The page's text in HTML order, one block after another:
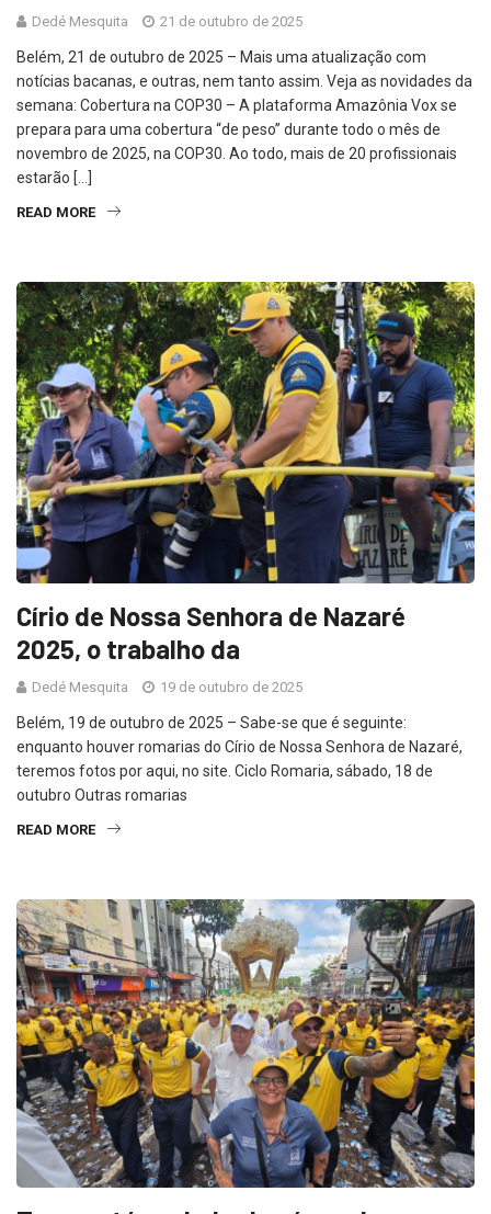
Dedé Mesquita 21 de outubro de 2025
Belém, 21 de outubro de 2025 – Mais uma atualização com
notícias bacanas, e outras, nem tanto assim. Veja as novidades da
semana: Cobertura na COP30 – A plataforma Amazônia Vox se
prepara para uma cobertura “de peso” durante todo o mês de
novembro de 2025, na COP30. Ao todo, mais de 20 profissionais
estarão […]
READ MORE
Círio de Nossa Senhora de Nazaré
2025, o trabalho da
Dedé Mesquita 19 de outubro de 2025
Belém, 19 de outubro de 2025 – Sabe-se que é seguinte:
enquanto houver romarias do Círio de Nossa Senhora de Nazaré,
teremos fotos por aqui, no site. Ciclo Romaria, sábado, 18 de
outubro Outras romarias
READ MORE